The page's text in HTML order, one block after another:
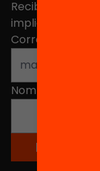
Recibe
implicarte.
Correo
Nombre